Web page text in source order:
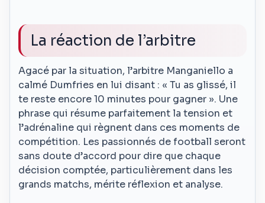
La réaction de l’arbitre
Agacé par la situation, l’arbitre Manganiello a
calmé Dumfries en lui disant : « Tu as glissé, il
te reste encore 10 minutes pour gagner ». Une
phrase qui résume parfaitement la tension et
l’adrénaline qui règnent dans ces moments de
compétition. Les passionnés de football seront
sans doute d’accord pour dire que chaque
décision comptée, particulièrement dans les
grands matchs, mérite réflexion et analyse.